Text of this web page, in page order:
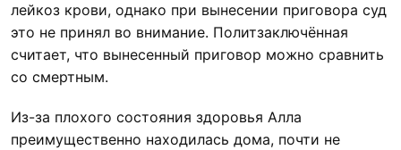
лейкоз крови, однако при вынесении приговора суд
это не принял во внимание. Политзаключённая
считает, что вынесенный приговор можно сравнить
со смертным.
Из-за плохого состояния здоровья Алла
преимущественно находилась дома, почти не